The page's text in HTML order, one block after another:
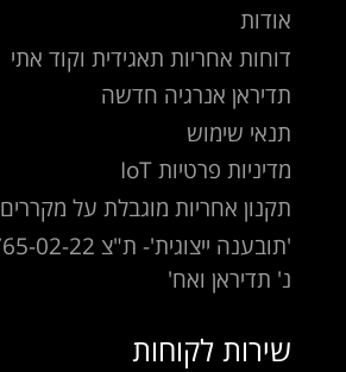
אודות
דוחות אחריות תאגידית וקוד אתי
תדיראן אנרגיה חדשה
תנאי שימוש
מדיניות פרטיות IoT
תקנון אחריות מוגבלת על מקררים
נ' תדיראן ואח'
שירות לקוחות